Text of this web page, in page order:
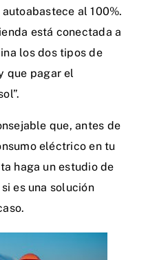
al 100%.
está conectada a
los dos tipos de
que pagar el
que, antes de
eléctrico en tu
haga un estudio de
es una solución